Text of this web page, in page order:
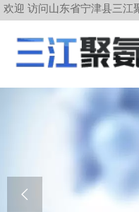
欢迎 访问山东省宁津县三江
